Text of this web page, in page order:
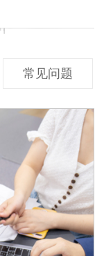
真实反馈，对你做
常见问题